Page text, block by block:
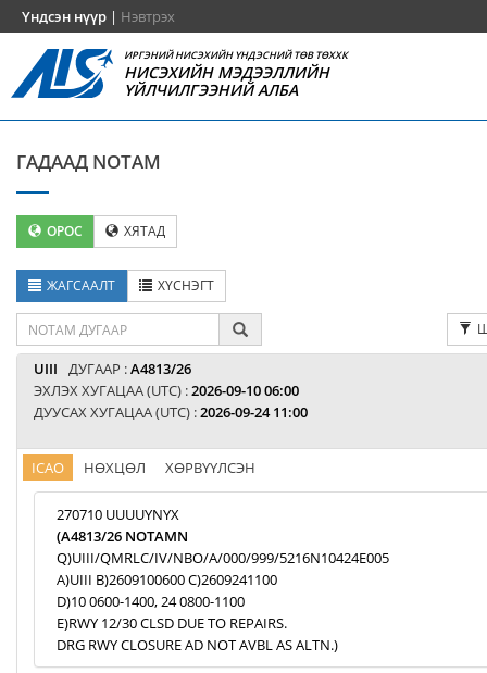
Үндсэн нүүр | Нэвтрэх
ИРГЭНИЙ НИСЭХИЙН ҮНДЭСНИЙ ТӨВ ТӨХХК
НИСЭХИЙН МЭДЭЭЛЛИЙН
ҮЙЛЧИЛГЭЭНИЙ АЛБА
ГАДААД NOTAM
ОРОС ХЯТАД
ЖАГСААЛТ ХҮСНЭГТ
UIII ДУГААР :A4813/26
ЭХЛЭХ ХУГАЦАА (UTC) :2026-09-10 06:00
ДУУСАХ ХУГАЦАА (UTC) :2026-09-24 11:00
ICAO НӨХЦӨЛ ХӨРВҮҮЛСЭН
270710 UUUUYNYX
(A4813/26 NOTAMN
Q)UIII/QMRLC/IV/NBO/A/000/999/5216N10424E005
A)UIII B)2609100600 C)2609241100
D)10 0600-1400, 24 0800-1100
E)RWY 12/30 CLSD DUE TO REPAIRS.
DRG RWY CLOSURE AD NOT AVBL AS ALTN.)